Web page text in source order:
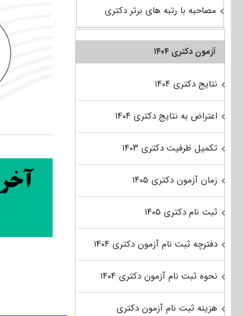
مصاحبه با رتبه های برتر دکتری
آزمون دکتری ۱۴۰۴
نتایج دکتری ۱۴۰۴
اعتراض به نتایج دکتری ۱۴۰۴
تکمیل ظرفیت دکتری ۱۴۰۳
زمان آزمون دکتری ۱۴۰۵
ثبت نام دکتری ۱۴۰۵
دفترچه ثبت نام آزمون دکتری ۱۴۰۴
نحوه ثبت نام آزمون دکتری ۱۴۰۴
هزینه ثبت نام آزمون دکتری